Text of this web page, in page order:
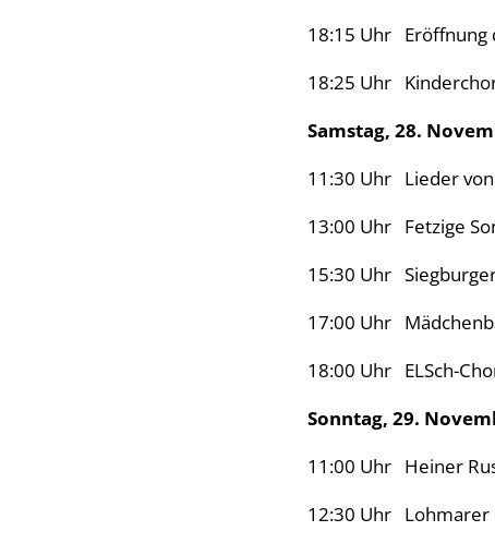
18:15 Uhr Eröffnung
18:25 Uhr
Samstag, 28.
11:30 Uhr Lieder
13:00 Uhr Fetzige
15:30 Uhr
17:00 Uhr
18:00 Uhr ELSch-
Sonntag, 29.
11:00 Uhr Heiner
12:30 Uhr Lohmarer